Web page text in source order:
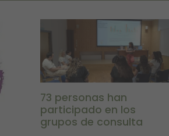
73 personas han
participado en los
grupos de consulta